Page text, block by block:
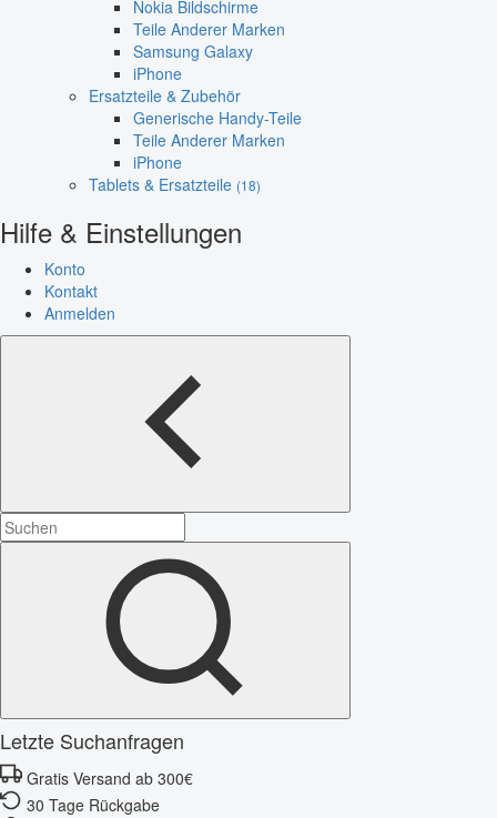
Nokia Bildschirme
Teile Anderer Marken
Samsung Galaxy
iPhone
Ersatzteile & Zubehör
Generische Handy-Teile
Teile Anderer Marken
iPhone
Tablets & Ersatzteile (18)
Hilfe & Einstellungen
Konto
Kontakt
Anmelden
Letzte Suchanfragen
Gratis Versand ab 300€
30 Tage Rückgabe